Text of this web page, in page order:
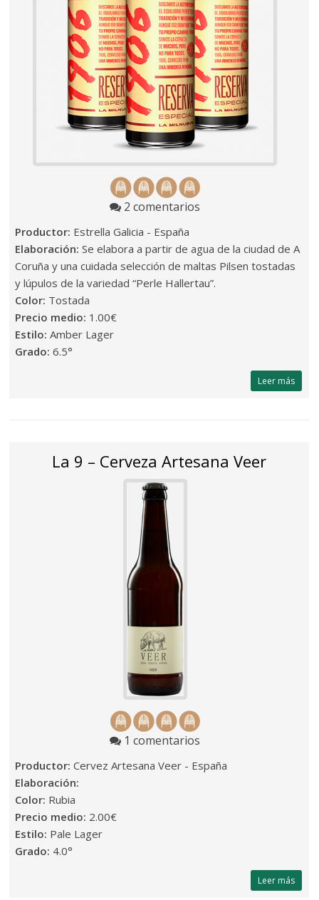
2 comentarios
Productor: Estrella Galicia - España
Elaboración: Se elabora a partir de agua de la ciudad de A
Coruña y una cuidada selección de maltas Pilsen tostadas
y lúpulos de la variedad “Perle Hallertau”.
Color: Tostada
Precio medio: 1.00€
Estilo: Amber Lager
Grado: 6.5°
Leer más
La 9 – Cerveza Artesana Veer
1 comentarios
Productor: Cervez Artesana Veer - España
Elaboración:
Color: Rubia
Precio medio: 2.00€
Estilo: Pale Lager
Grado: 4.0°
Leer más